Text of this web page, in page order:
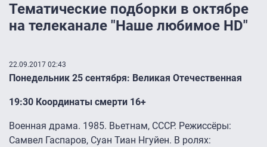
Тематические подборки в октябре
на телеканале "Наше любимое HD"
22.09.2017 02:43
Понедельник 25 сентября: Великая Отечественная
19:30 Координаты смерти 16+
Военная драма. 1985. Вьетнам, СССР. Режиссёры:
Самвел Гаспаров, Суан Тиан Нгуйен. В ролях: